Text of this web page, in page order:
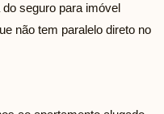
seguro para imóvel
não tem paralelo direto no